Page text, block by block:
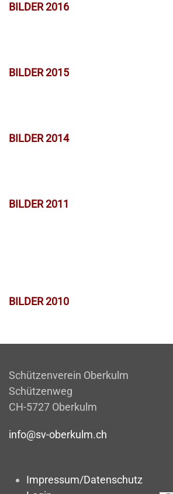
BILDER 2016
BILDER 2015
BILDER 2014
BILDER 2011
BILDER 2010
Schützenverein Oberkulm
Schützenweg
CH-5727 Oberkulm
info@sv-oberkulm.ch
Impressum/Datenschutz